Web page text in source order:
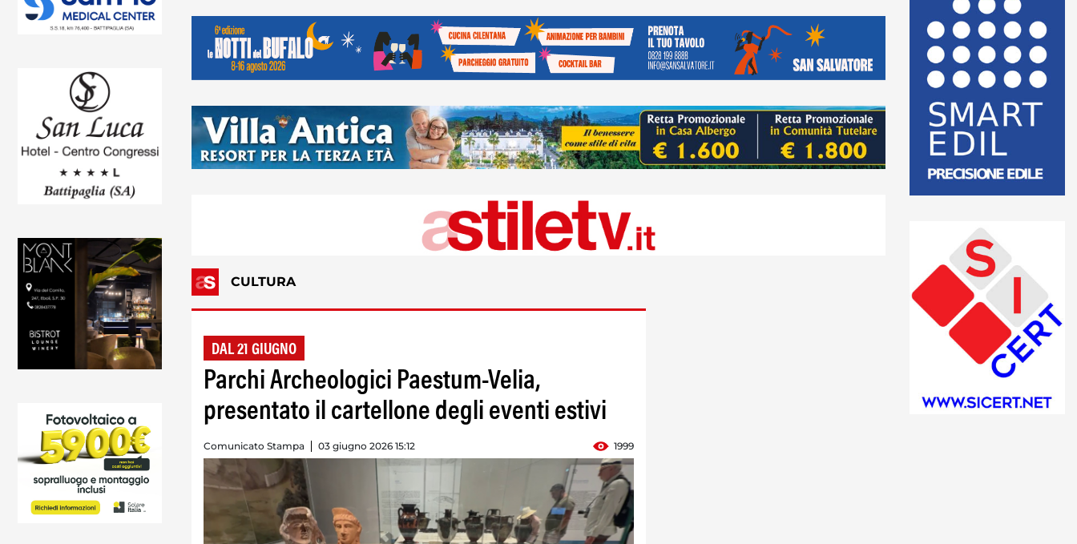
CULTURA
DAL 21 GIUGNO
Parchi Archeologici Paestum-Velia,
presentato il cartellone degli eventi estivi
Comunicato Stampa 03 giugno 2026 15:12 1999